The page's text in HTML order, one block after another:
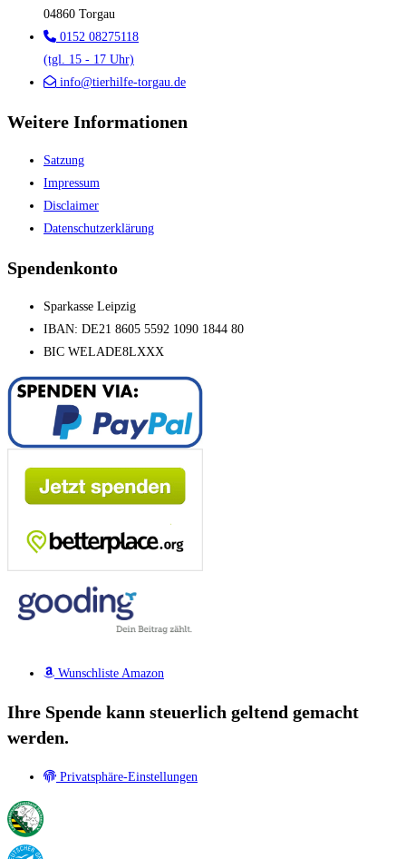
04860 Torgau
0152 08275118
(tgl. 15 - 17 Uhr)
info@tierhilfe-torgau.de
Weitere Informationen
Satzung
Impressum
Disclaimer
Datenschutzerklärung
Spendenkonto
Sparkasse Leipzig
IBAN: DE21 8605 5592 1090 1844 80
BIC WELADE8LXXX
Wunschliste Amazon
Ihre Spende kann steuerlich geltend gemacht
werden.
Privatsphäre-Einstellungen